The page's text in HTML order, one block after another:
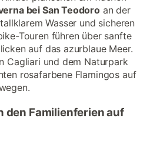
bei San Teodoroan der
Wasser und sicheren
Touren führen über sanfte
auf das azurblaue Meer.
Cagliari und dem Naturpark
rosafarbene Flamingos auf
den Familienferien auf